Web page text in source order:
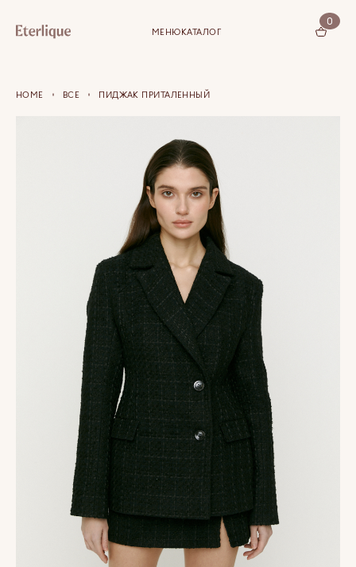
МЕНЮКАТАЛОГ
0
КОРЗИНА (0)
HOME ВСЕ ПИДЖАК ПРИТАЛЕННЫЙ